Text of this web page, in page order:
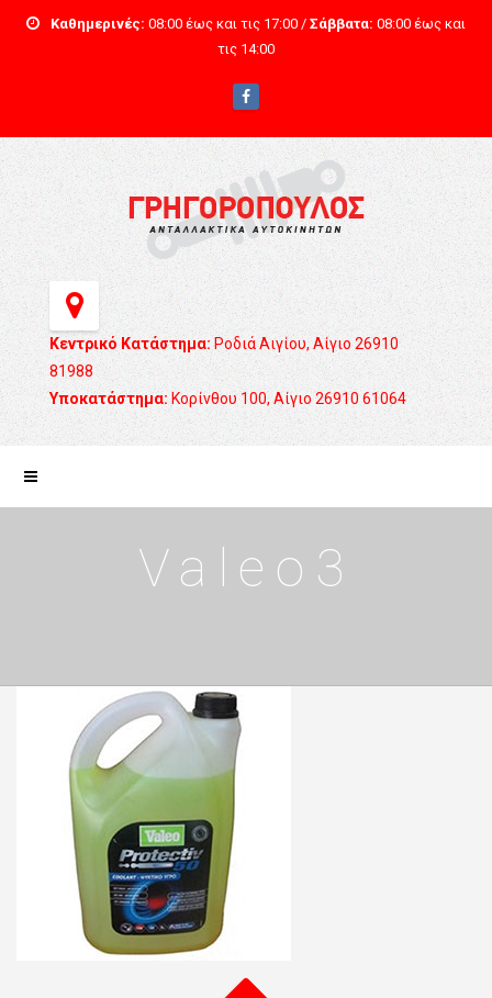
Καθημερινές: 08:00 έως και τις 17:00 / Σάββατα: 08:00 έως και
τις 14:00
Κεντρικό Κατάστημα: Ροδιά Αιγίου, Αίγιο 26910
81988
Υποκατάστημα: Κορίνθου 100, Αίγιο 26910 61064
Valeo3